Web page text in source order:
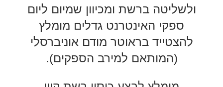
ולשליטה ברשת ומכיוון שמיום ליום
ספקי האינטרנט גדלים מומלץ
להצטייד בראוטר מודם אוניברסלי
(המותאם למירב הספקים).